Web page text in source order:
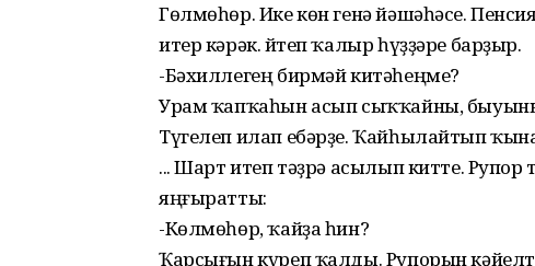
Гөлмөһөр. Ике көн генә йәшәһәсе.
итер кәрәк. Әйтеп ҡалыр һүҙҙәре барҙыр.
-Бәхиллегең бирмәй китәһеңме?
Урам ҡапҡаһын асып сыҡҡайны,
Түгелеп илап ебәрҙе. Ҡайһылайтып
... Шарт итеп тәҙрә асылып китте.
яңғыратты:
-Көлмөһөр, ҡайҙа һин?
Ҡарсығын күреп ҡалды. Рупорын